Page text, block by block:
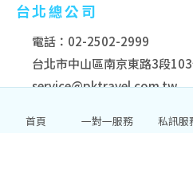
台北總公司
電話：02-2502-2999
台北市中山區南京東路3段
service@pktravel.com.tw
台中分公司
首頁 一對一服務 私訊服